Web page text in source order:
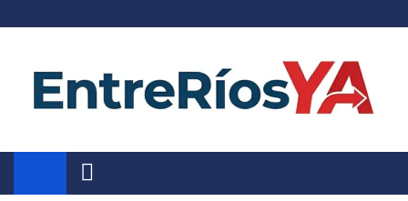
Noticias de Entre Ríos
Información de toda la provincia ahora